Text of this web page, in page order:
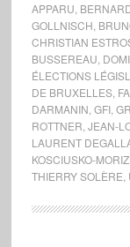
APPARU
GOLLNISCH
CHRISTIAN
BUSSEREAU
ÉLECTIONS
DE BRUXELLES,
DARMANIN GFI,
ROTTNER JEAN-
LAURENT
KOSCIUSKO-
THIERRY SOLÈRE